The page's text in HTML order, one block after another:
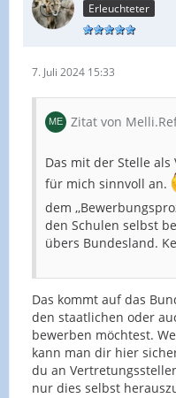
Erleuchteter
7. Juli 2024 15:33
Zitat von
Das mit der Stelle
für mich sinnvoll an.
dem
den Schulen selbst
übers Bundesland.
Das kommt auf das
den staatlichen oder
bewerben möchtest.
kann man dir hier
du an
nur dies selbst